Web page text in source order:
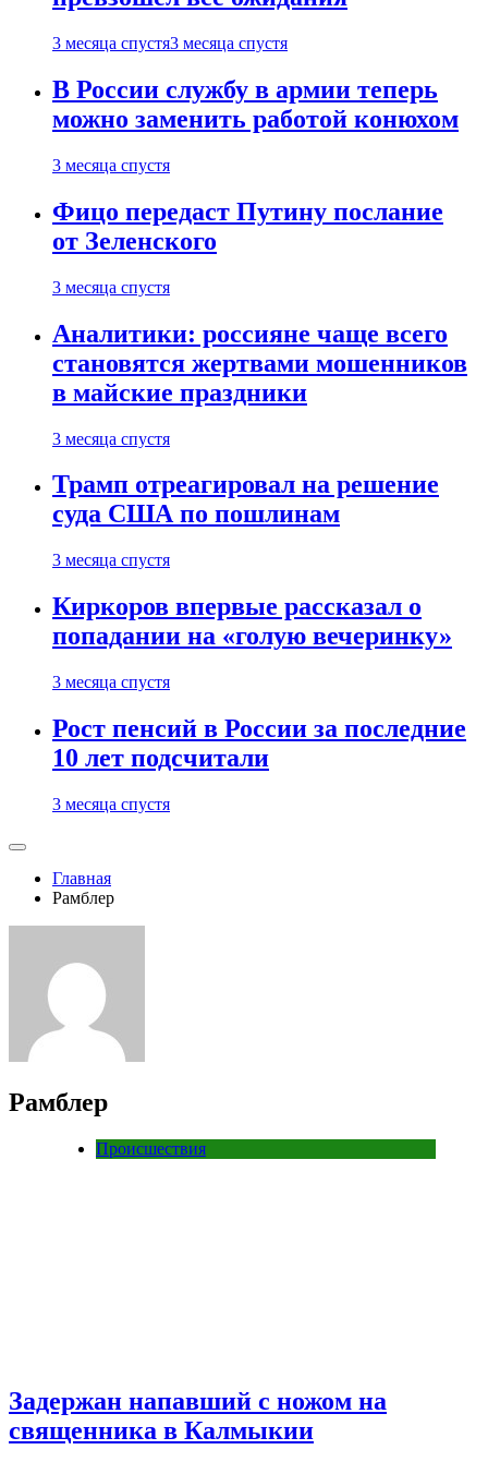
3 месяца спустя3 месяца спустя
В России службу в армии теперь
можно заменить работой конюхом
3 месяца спустя
Фицо передаст Путину послание
от Зеленского
3 месяца спустя
Аналитики: россияне чаще всего
становятся жертвами мошенников
в майские праздники
3 месяца спустя
Трамп отреагировал на решение
суда США по пошлинам
3 месяца спустя
Киркоров впервые рассказал о
попадании на «голую вечеринку»
3 месяца спустя
Рост пенсий в России за последние
10 лет подсчитали
3 месяца спустя
Главная
Рамблер
Рамблер
Происшествия
Задержан напавший с ножом на
священника в Калмыкии